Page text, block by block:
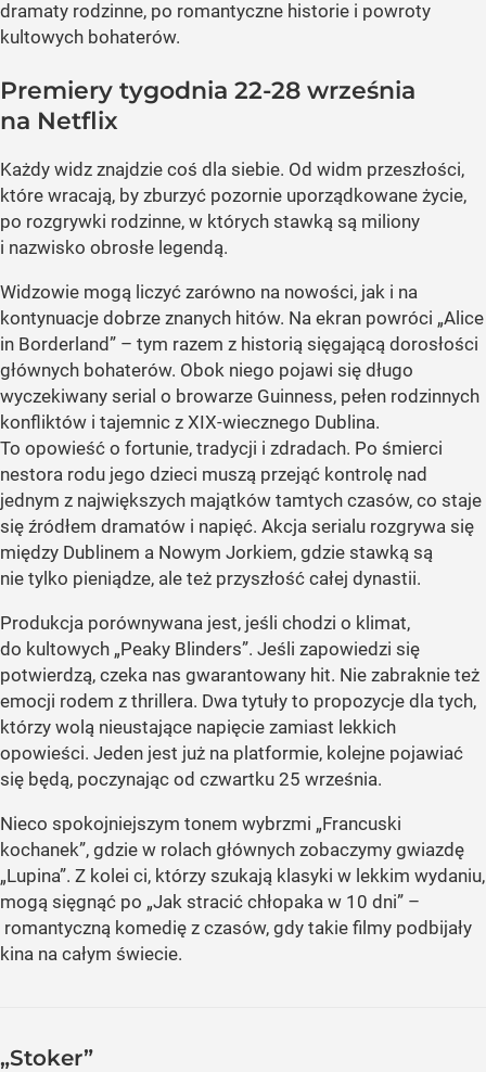
dramaty rodzinne, po romantyczne historie i powroty
kultowych bohaterów.
Premiery tygodnia 22-28 września
na Netflix
Każdy widz znajdzie coś dla siebie. Od widm przeszłości,
które wracają, by zburzyć pozornie uporządkowane życie,
po rozgrywki rodzinne, w których stawką są miliony
i nazwisko obrosłe legendą.
Widzowie mogą liczyć zarówno na nowości, jak i na
kontynuacje dobrze znanych hitów. Na ekran powróci „Alice
in Borderland” – tym razem z historią sięgającą dorosłości
głównych bohaterów. Obok niego pojawi się długo
wyczekiwany serial o browarze Guinness, pełen rodzinnych
konfliktów i tajemnic z XIX-wiecznego Dublina.
To opowieść o fortunie, tradycji i zdradach. Po śmierci
nestora rodu jego dzieci muszą przejąć kontrolę nad
jednym z największych majątków tamtych czasów, co staje
się źródłem dramatów i napięć. Akcja serialu rozgrywa się
między Dublinem a Nowym Jorkiem, gdzie stawką są
nie tylko pieniądze, ale też przyszłość całej dynastii.
Produkcja porównywana jest, jeśli chodzi o klimat,
do kultowych „Peaky Blinders”. Jeśli zapowiedzi się
potwierdzą, czeka nas gwarantowany hit. Nie zabraknie też
emocji rodem z thrillera. Dwa tytuły to propozycje dla tych,
którzy wolą nieustające napięcie zamiast lekkich
opowieści. Jeden jest już na platformie, kolejne pojawiać
się będą, poczynając od czwartku 25 września.
Nieco spokojniejszym tonem wybrzmi „Francuski
kochanek”, gdzie w rolach głównych zobaczymy gwiazdę
„Lupina”. Z kolei ci, którzy szukają klasyki w lekkim wydaniu,
mogą sięgnąć po „Jak stracić chłopaka w 10 dni” –
romantyczną komedię z czasów, gdy takie filmy podbijały
kina na całym świecie.
„Stoker”